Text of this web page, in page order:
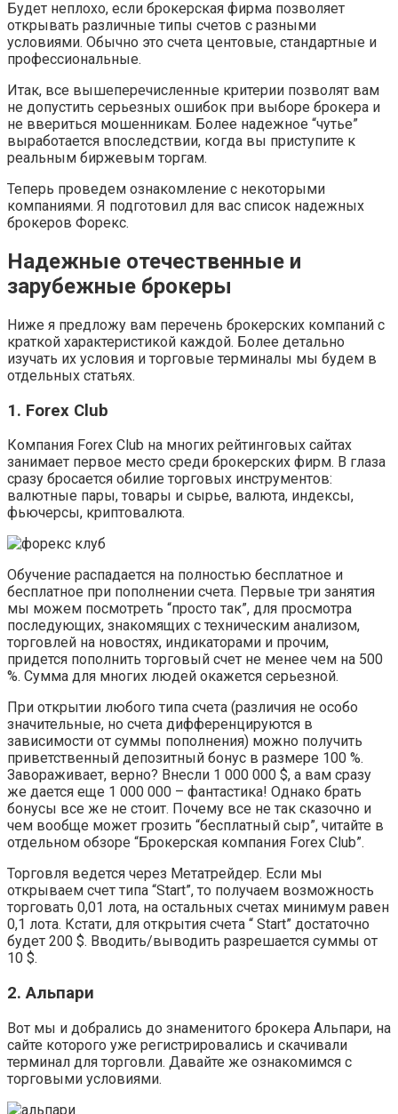
Будет неплохо, если брокерская фирма позволяет
открывать различные типы счетов с разными
условиями. Обычно это счета центовые, стандартные и
профессиональные.
Итак, все вышеперечисленные критерии позволят вам
не допустить серьезных ошибок при выборе брокера и
не ввериться мошенникам. Более надежное “чутье”
выработается впоследствии, когда вы приступите к
реальным биржевым торгам.
Теперь проведем ознакомление с некоторыми
компаниями. Я подготовил для вас список надежных
брокеров Форекс.
Надежные отечественные и
зарубежные брокеры
Ниже я предложу вам перечень брокерских компаний с
краткой характеристикой каждой. Более детально
изучать их условия и торговые терминалы мы будем в
отдельных статьях.
1. Forex Club
Компания Forex Club на многих рейтинговых сайтах
занимает первое место среди брокерских фирм. В глаза
сразу бросается обилие торговых инструментов:
валютные пары, товары и сырье, валюта, индексы,
фьючерсы, криптовалюта.
Обучение распадается на полностью бесплатное и
бесплатное при пополнении счета. Первые три занятия
мы можем посмотреть “просто так”, для просмотра
последующих, знакомящих с техническим анализом,
торговлей на новостях, индикаторами и прочим,
придется пополнить торговый счет не менее чем на 500
%. Сумма для многих людей окажется серьезной.
При открытии любого типа счета (различия не особо
значительные, но счета дифференцируются в
зависимости от суммы пополнения) можно получить
приветственный депозитный бонус в размере 100 %.
Завораживает, верно? Внесли 1 000 000 $, а вам сразу
же дается еще 1 000 000 – фантастика! Однако брать
бонусы все же не стоит. Почему все не так сказочно и
чем вообще может грозить “бесплатный сыр”, читайте в
отдельном обзоре “Брокерская компания Forex Club”.
Торговля ведется через Метатрейдер. Если мы
открываем счет типа “Start”, то получаем возможность
торговать 0,01 лота, на остальных счетах минимум равен
0,1 лота. Кстати, для открытия счета “ Start” достаточно
будет 200 $. Вводить/выводить разрешается суммы от
10 $.
2. Альпари
Вот мы и добрались до знаменитого брокера Альпари, на
сайте которого уже регистрировались и скачивали
терминал для торговли. Давайте же ознакомимся с
торговыми условиями.